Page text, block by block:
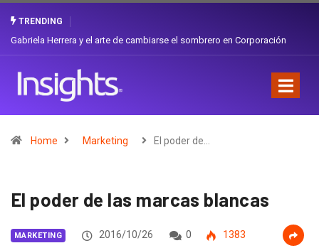
TRENDING
Gabriela Herrera y el arte de cambiarse el sombrero en Corporación
Home Marketing El poder de…
El poder de las marcas blancas
MARKETING 2016/10/26 0 1383